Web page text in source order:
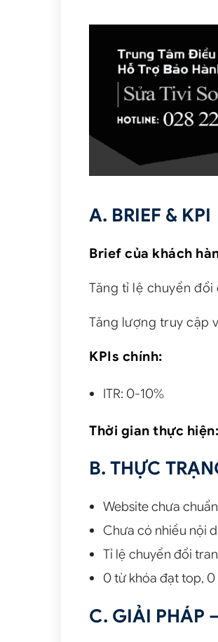
A. BRIEF & KPI
Brief của khách
Tăng tỉ lệ chuyển đổi
Tăng lượng truy cập
KPIs chính:
ITR: 0-10%
Thời gian thực hiện:
B. THỰC
Website chưa
Chưa có nhiều nội
Tỉ lệ chuyển đổi
0 từ khóa đạt top,
C. GIẢI PHÁP